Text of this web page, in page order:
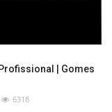
| Gomes
6318